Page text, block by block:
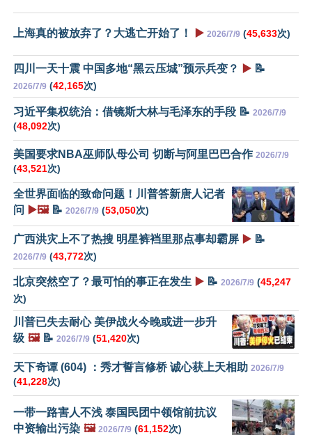
上海真的被放弃了？大逃亡开始了！ ▶️ 2026/7/9 (45,633次)
四川一天十震 中国多地“黑云压城”预示兵变？ ▶️ 📝
2026/7/9 (42,165次)
习近平集权统治：借镜斯大林与毛泽东的手段 📝 2026/7/9
(48,092次)
美国要求NBA巫师队母公司 切断与阿里巴巴合作 2026/7/9
(43,521次)
全世界面临的致命问题！川普答新唐人记者
问
▶️🖼️📝 2026/7/9 (53,050次)
广西洪灾上不了热搜 明星裤裆里那点事却霸屏 ▶️ 📝
2026/7/9 (43,772次)
北京突然空了？最可怕的事正在发生 ▶️ 📝 2026/7/9 (45,247
次)
川普已失去耐心 美伊战火今晚或进一步升
级 🖼️📝 2026/7/9 (51,420次)
天下奇谭 (604) ：秀才誓言修桥 诚心获上天相助 2026/7/9
(41,228次)
一带一路害人不浅 泰国民团中领馆前抗议
中资输出污染 🖼️ 2026/7/9 (61,152次)